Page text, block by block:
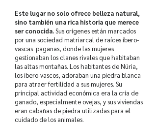
Este lugar no solo ofrece belleza natural,
sino también una rica historia que merece
ser conocida.Sus orígenes están marcados
por una sociedad matriarcal de raíces íbero-
vascas paganas, donde las mujeres
gestionaban los clanes rivales que habitaban
las altas montañas. Los habitantes de Núria,
los ibero-vascos, adoraban una piedra blanca
para atraer fertilidad a sus mujeres. Su
principal actividad económica era la cría de
ganado, especialmente ovejas, y sus viviendas
eran cabañas de piedra utilizadas para el
cuidado de los animales.